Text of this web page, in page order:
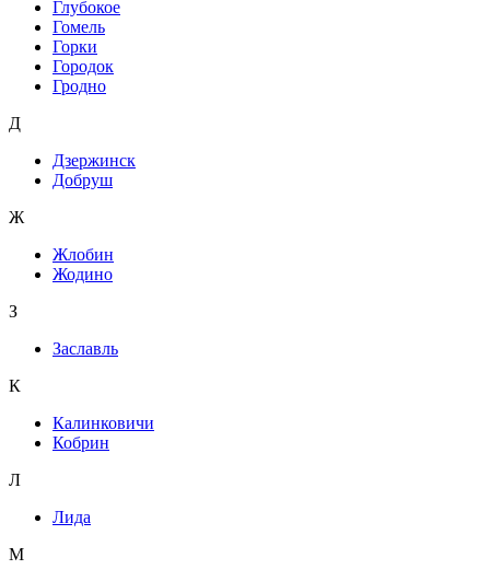
Глубокое
Гомель
Горки
Городок
Гродно
Д
Дзержинск
Добруш
Ж
Жлобин
Жодино
З
Заславль
К
Калинковичи
Кобрин
Л
Лида
М